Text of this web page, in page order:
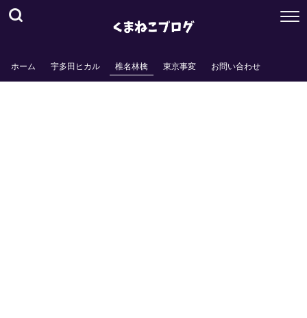
ホーム 宇多田ヒカル 椎名林檎 東京事変 お問い合わせ